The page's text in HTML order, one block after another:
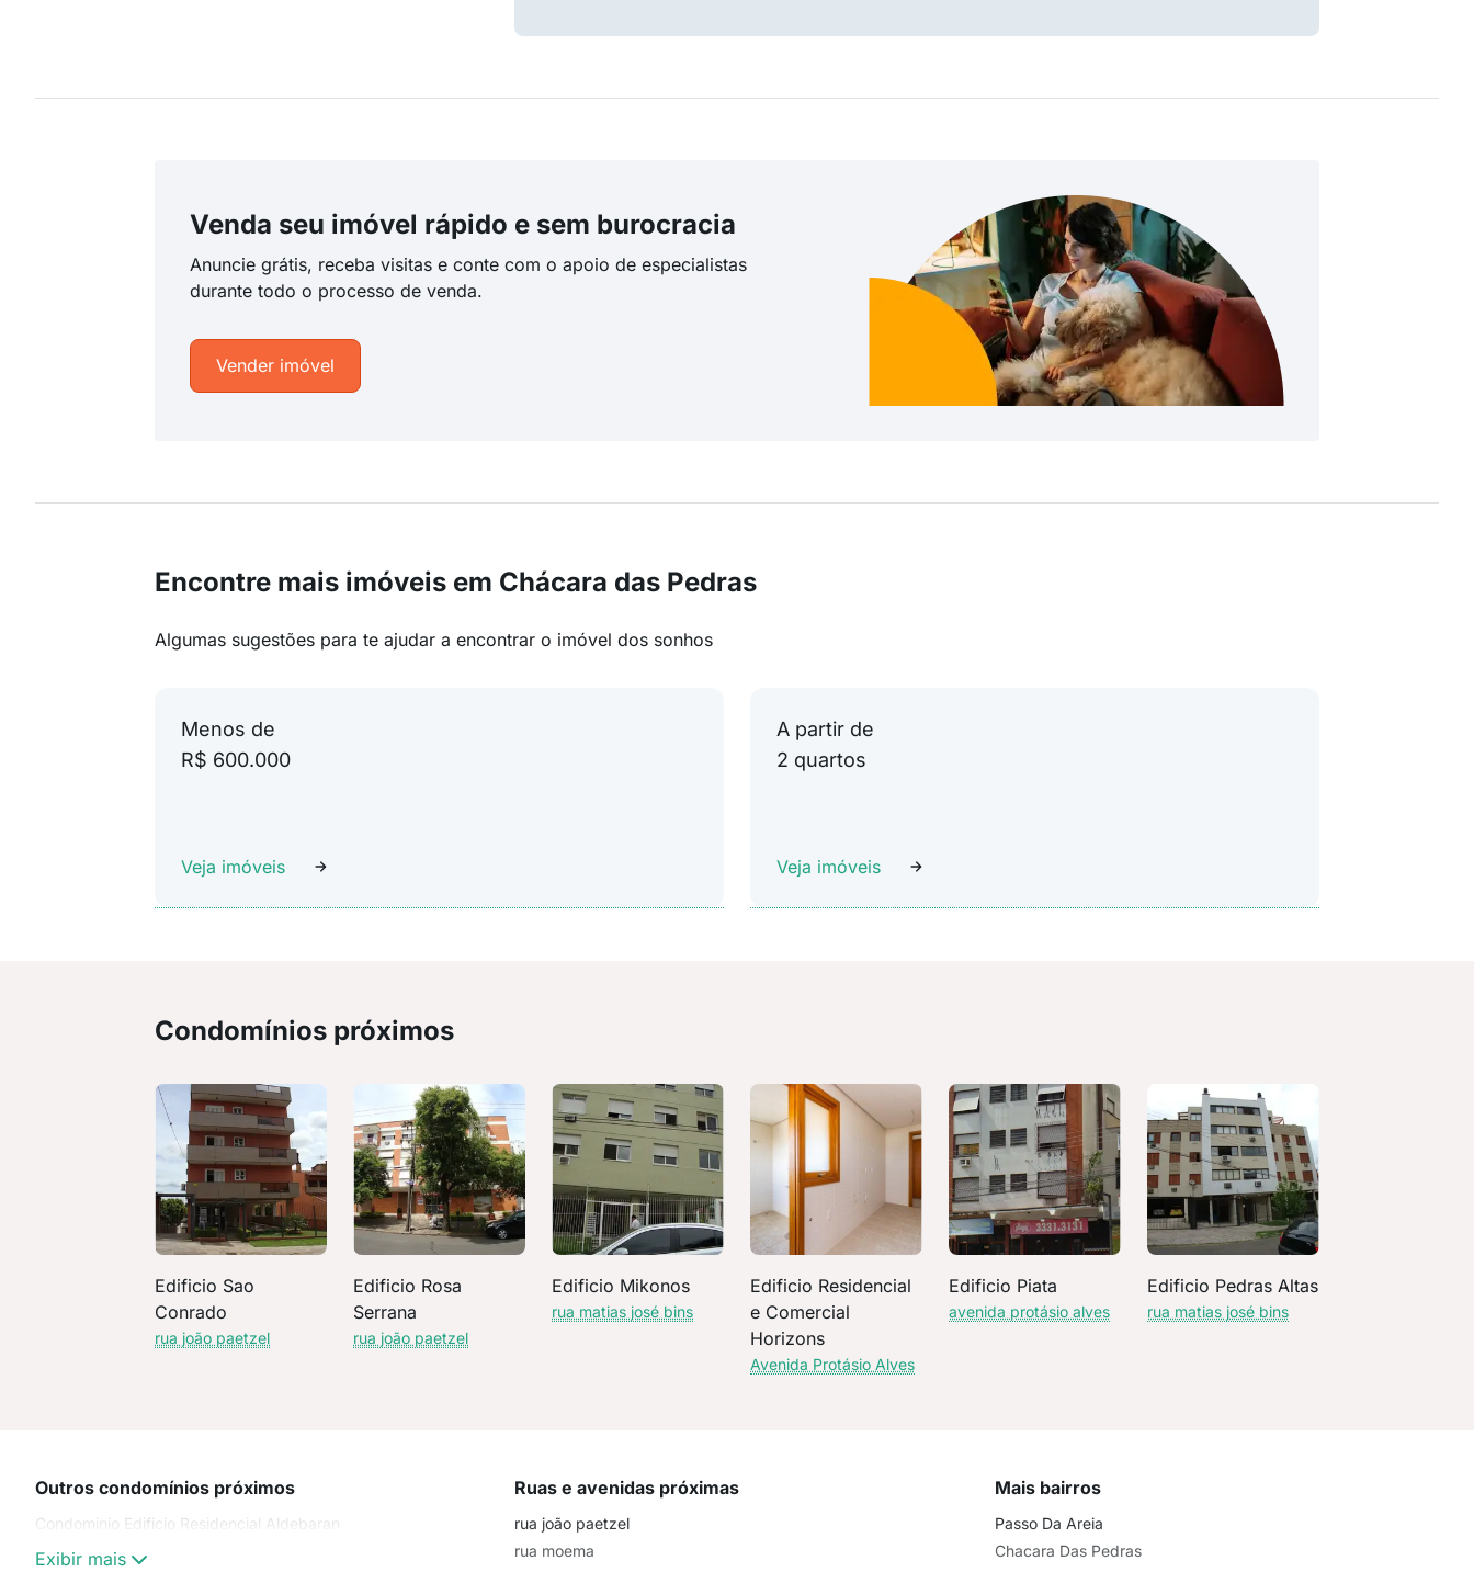
Venda seu imóvel rápido e sem burocracia
Anuncie grátis, receba visitas e conte com o apoio de especialistas
durante todo o processo de venda.
Vender imóvel
Encontre mais imóveis em Chácara das Pedras
Algumas sugestões para te ajudar a encontrar o imóvel dos sonhos
Menos de
R$ 600.000
Veja imóveis
A partir de
2 quartos
Veja imóveis
Condomínios próximos
Edificio Sao
Conrado
rua joão paetzel
Edificio Rosa
Serrana
rua joão paetzel
Edificio Mikonos
rua matias josé bins
Edificio Residencial
e Comercial
Horizons
Avenida Protásio Alves
Edificio Piata
avenida protásio alves
Edificio Pedras Altas
rua matias josé bins
Outros condomínios próximos
Condominio Edificio Residencial Aldebaran
Exibir mais
Ruas e avenidas próximas
rua joão paetzel
rua moema
Mais bairros
Passo Da Areia
Chacara Das Pedras